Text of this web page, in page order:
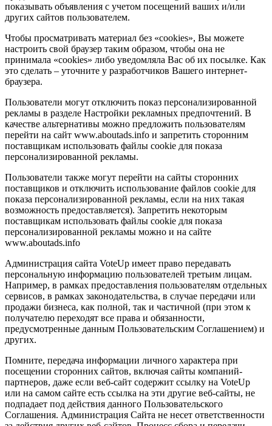
показывать объявления с учетом посещений ваших и/или
других сайтов пользователем.
Чтобы просматривать материал без «cookies», Вы можете
настроить свой браузер таким образом, чтобы она не
принимала «cookies» либо уведомляла Вас об их посылке. Как
это сделать – уточните у разработчиков Вашего интернет-
браузера.
Пользователи могут отключить показ персонализированной
рекламы в разделе Настройки рекламных предпочтений. В
качестве альтернативы можно предложить пользователям
перейти на сайт www.aboutads.info и запретить сторонним
поставщикам использовать файлы cookie для показа
персонализированной рекламы.
Пользователи также могут перейти на сайты сторонних
поставщиков и отключить использование файлов cookie для
показа персонализированной рекламы, если на них такая
возможность предоставляется). Запретить некоторым
поставщикам использовать файлы cookie для показа
персонализированной рекламы можно и на сайте
www.aboutads.info
Администрация сайта VoteUp имеет право передавать
персональную информацию пользователей третьим лицам.
Например, в рамках предоставления пользователям отдельных
сервисов, в рамках законодательства, в случае передачи или
продажи бизнеса, как полной, так и частичной (при этом к
получателю переходят все права и обязанности,
предусмотренные данным Пользовательским Соглашением) и
других.
Помните, передача информации личного характера при
посещении сторонних сайтов, включая сайты компаний-
партнеров, даже если веб-сайт содержит ссылку на VoteUp
или на самом сайте есть ссылка на эти другие веб-сайты, не
подпадает под действия данного Пользовательского
Соглашения. Администрация Сайта не несет ответственности